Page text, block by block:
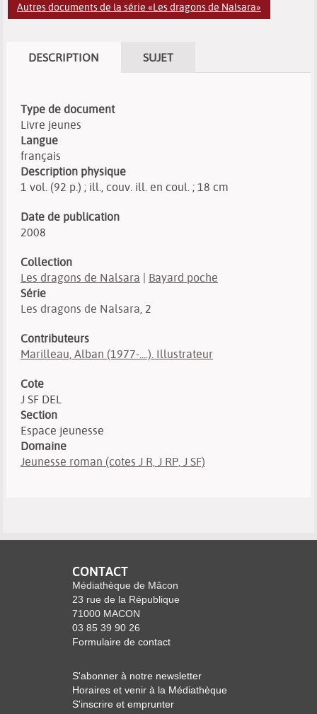
Autres documents de la série «Les dragons de Nalsara»
DESCRIPTION SUJET
Type de document
Livre jeunes
Langue
français
Description physique
1 vol. (92 p.) ; ill., couv. ill. en coul. ; 18 cm
Date de publication
2008
Collection
Les dragons de Nalsara | Bayard poche
Série
Les dragons de Nalsara, 2
Contributeurs
Marilleau, Alban (1977-....). Illustrateur
Cote
J SF DEL
Section
Espace jeunesse
Domaine
Jeunesse roman (cotes J R, J RP, J SF)
CONTACT
Médiathèque de Mâcon
23 rue de la République
71000 MACON
03 85 39 90 26
Formulaire de contact
S'abonner à notre newsletter
Horaires et venir à la Médiathèque
S'inscrire et emprunter